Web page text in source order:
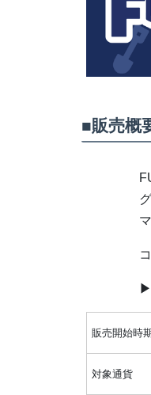
■販売概
▶︎
販売開始時
対象通貨